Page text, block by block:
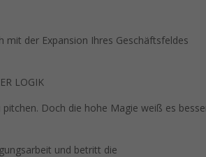
mit der Expansion Ihres Geschäftsfeldes
LOGIK
Doch die hohe Magie weiß es
und betritt die